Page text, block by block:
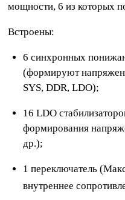
мощности, 6 из которых
Встроены:
6 синхронных
(формируют
SYS, DDR, LDO);
16 LDO
формирования
др.);
1 переключатель
внутреннее